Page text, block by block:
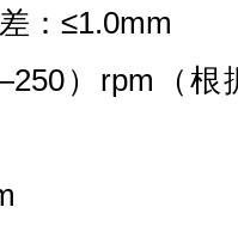
： ≤1.0mm
）rpm（根